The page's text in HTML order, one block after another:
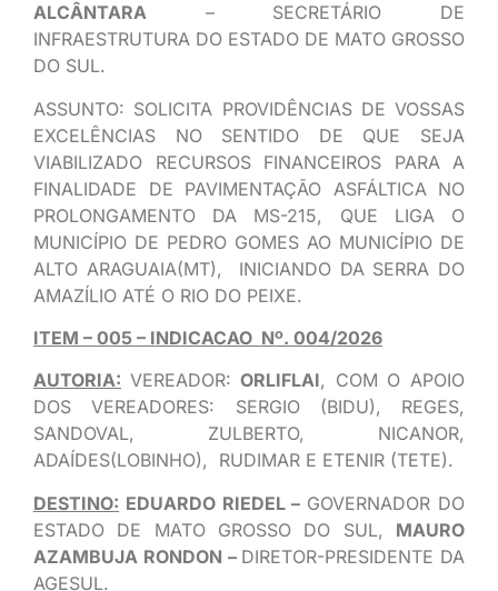
ALCÂNTARA – SECRETÁRIO DE
INFRAESTRUTURA DO ESTADO DE MATO GROSSO
DO SUL.
ASSUNTO: SOLICITA PROVIDÊNCIAS DE VOSSAS
EXCELÊNCIAS NO SENTIDO DE QUE SEJA
VIABILIZADO RECURSOS FINANCEIROS PARA A
FINALIDADE DE PAVIMENTAÇÃO ASFÁLTICA NO
PROLONGAMENTO DA MS-215, QUE LIGA O
MUNICÍPIO DE PEDRO GOMES AO MUNICÍPIO DE
ALTO ARAGUAIA(MT), INICIANDO DA SERRA DO
AMAZÍLIO ATÉ O RIO DO PEIXE.
ITEM – 005 – INDICACAO Nº. 004/2026
AUTORIA: VEREADOR:ORLIFLAI, COM O APOIO
DOS VEREADORES: SERGIO (BIDU), REGES,
SANDOVAL, ZULBERTO, NICANOR,
ADAÍDES(LOBINHO), RUDIMAR E ETENIR (TETE).
DESTINO: EDUARDO RIEDEL – GOVERNADOR DO
ESTADO DE MATO GROSSO DO SUL, MAURO
AZAMBUJA RONDON – DIRETOR-PRESIDENTE DA
AGESUL.